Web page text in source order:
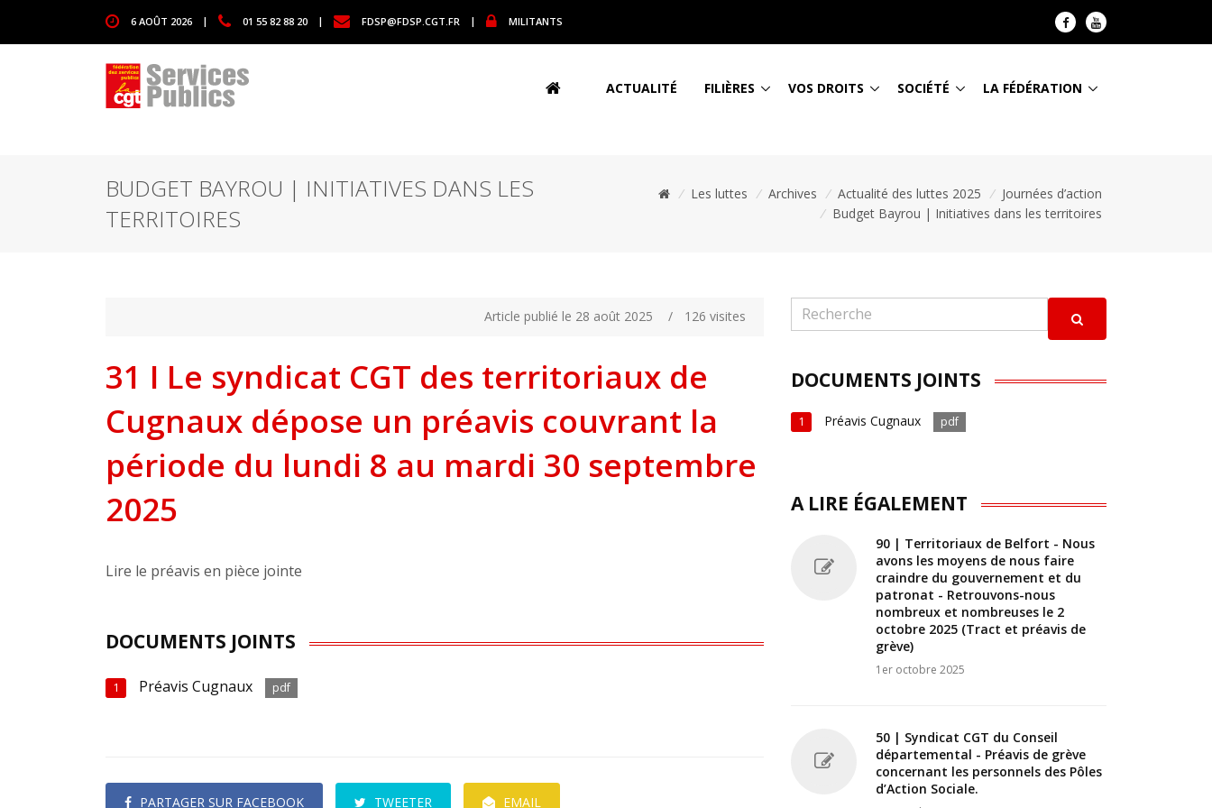
6 AOÛT 2026 | 01 55 82 88 20 | FDSP@FDSP.CGT.FR | MILITANTS
ACTUALITÉ FILIÈRES VOS DROITS SOCIÉTÉ LA FÉDÉRATION
BUDGET BAYROU | INITIATIVES DANS LES
TERRITOIRES
/ Les luttes / Archives / Actualité des luttes 2025 / Journées d’action
/ Budget Bayrou | Initiatives dans les territoires
Article publié le 28 août 2025 / 126 visites
31 I Le syndicat CGT des territoriaux de
Cugnaux dépose un préavis couvrant la
période du lundi 8 au mardi 30 septembre
2025
Lire le préavis en pièce jointe
DOCUMENTS JOINTS
1 Préavis Cugnaux pdf
PARTAGER SUR FACEBOOK TWEETER EMAIL
DOCUMENTS JOINTS
1 Préavis Cugnaux pdf
A LIRE ÉGALEMENT
90 | Territoriaux de Belfort - Nous
avons les moyens de nous faire
craindre du gouvernement et du
patronat - Retrouvons-nous
nombreux et nombreuses le 2
octobre 2025 (Tract et préavis de
grève)
1er octobre 2025
50 | Syndicat CGT du Conseil
départemental - Préavis de grève
concernant les personnels des Pôles
d’Action Sociale.